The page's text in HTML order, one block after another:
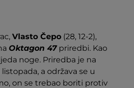
Vlasto Čepo (28, 12-2),
Oktagon 47priredbi. Kao
noge. Priredba je na
a održava se u
on se trebao boriti protiv